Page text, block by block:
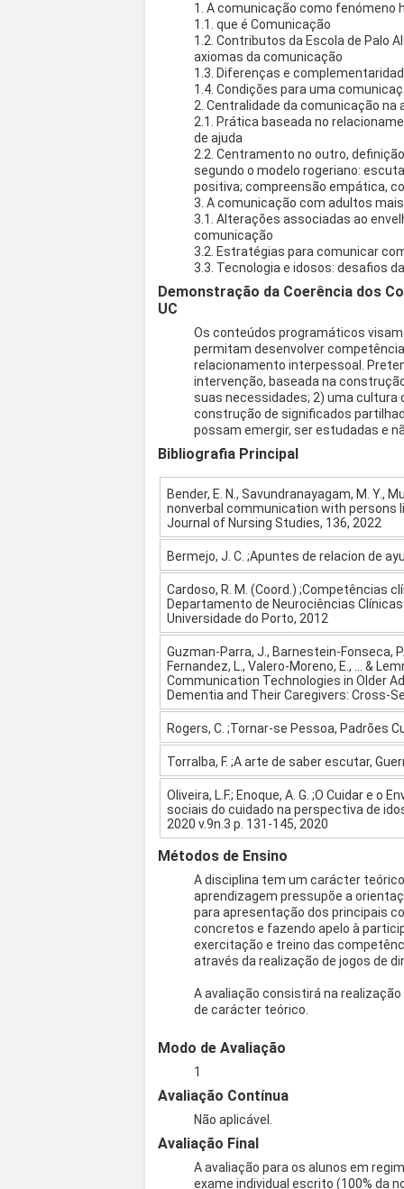
1. A comunicação como fenómeno
1.1. que é Comunicação
1.2. Contributos da Escola de Palo
axiomas da comunicação
1.3. Diferenças e
1.4. Condições para uma
2. Centralidade da comunicação
2.1. Prática baseada no
de ajuda
2.2. Centramento no outro,
segundo o modelo rogeriano:
positiva; compreensão empática,
3. A comunicação com adultos
3.1. Alterações associadas ao
comunicação
3.2. Estratégias para comunicar
3.3. Tecnologia e idosos: desafios
Demonstração da Coerência dos
UC
Os conteúdos programáticos
permitam desenvolver
relacionamento interpessoal.
intervenção, baseada na
suas necessidades; 2) uma cultura
construção de significados
possam emergir, ser estudadas e
Bibliografia Principal
Bender, E. N., Savundranayagam, M. Y.,
nonverbal communication with persons
Journal of Nursing Studies, 136, 2022
Bermejo, J. C. ;Apuntes de relacion de
Cardoso, R. M. (Coord.) ;Competências
Departamento de Neurociências
Universidade do Porto, 2012
Guzman-Parra, J., Barnestein-Fonseca,
Fernandez, L., Valero-Moreno, E., ... &
Communication Technologies in Older
Dementia and Their Caregivers: Cross-
Rogers, C. ;Tornar-se Pessoa, Padrões
Torralba, F. ;A arte de saber escutar,
Oliveira, L.F.; Enoque, A. G. ;O Cuidar e
sociais do cuidado na perspectiva de
2020 v.9n.3 p. 131-145, 2020
Métodos de Ensino
A disciplina tem um carácter
aprendizagem pressupõe a
para apresentação dos principais
concretos e fazendo apelo à
exercitação e treino das
através da realização de jogos de
A avaliação consistirá na
de carácter teórico.
Modo de Avaliação
1
Avaliação Contínua
Não aplicável.
Avaliação Final
A avaliação para os alunos em
exame individual escrito (100% da